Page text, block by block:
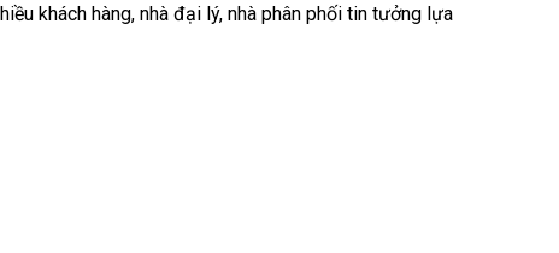
khách hàng, nhà đại lý, nhà phân phối tin tưởng lựa